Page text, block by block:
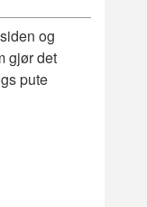
og
gjør det
pute